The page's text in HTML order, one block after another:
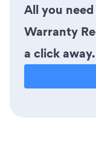
All you
Warranty
a click away.